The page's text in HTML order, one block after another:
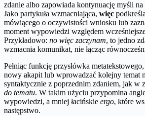
zdanie albo zapowiada kontynuację myśli
Jako partykuła wzmacniająca, więc
mówiącego o oczywistości wniosku lub
moment wypowiedzi względem
Przykładowo: no więc zaczynam, to jedno
wzmacnia komunikat, nie łącząc
Pełniąc funkcję przysłówka metatekstowego,
nowy akapit lub wprowadzać kolejny temat
syntaktycznie z poprzednim zdaniem, jak w
do tematu. W takim użyciu przypomina
wypowiedzi, a mniej łacińskie ergo, które
następstwo.